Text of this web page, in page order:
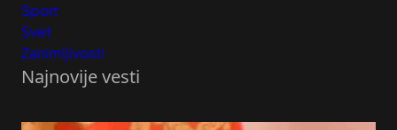
Sport
Svet
Zanimljivosti
Najnovije vesti